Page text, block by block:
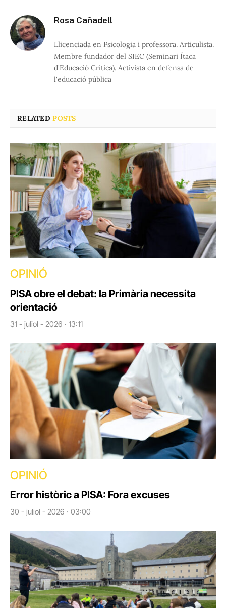
Rosa Cañadell
Llicenciada en Psicologia i professora. Articulista.
Membre fundador del SIEC (Seminari Ítaca
d'Educació Crítica). Activista en defensa de
l'educació pública
RELATEDPOSTS
OPINIÓ
PISA obre el debat: la Primària necessita
orientació
31 - juliol - 2026 · 13:11
OPINIÓ
Error històric a PISA: Fora excuses
30 - juliol - 2026 · 03:00